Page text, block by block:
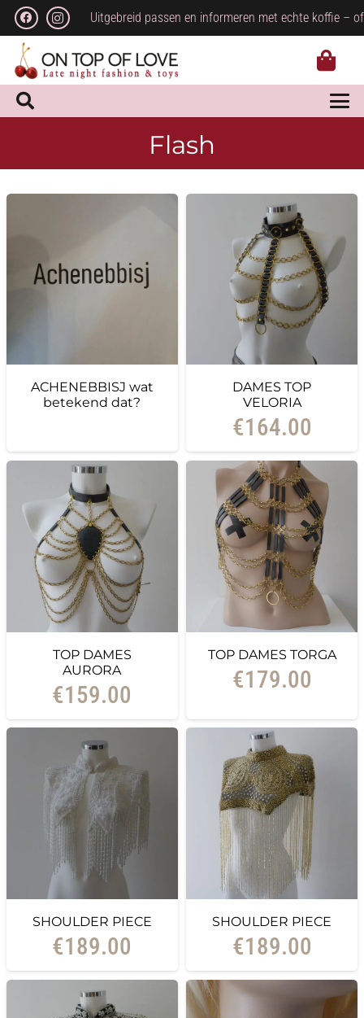
Uitgebreid passen en informeren met echte koffie –
Flash
ACHENEBBISJ wat
betekend dat?
DAMES TOP
VELORIA
€164.00
TOP DAMES
AURORA
€159.00
TOP DAMES TORGA
€179.00
SHOULDER PIECE
€189.00
SHOULDER PIECE
€189.00